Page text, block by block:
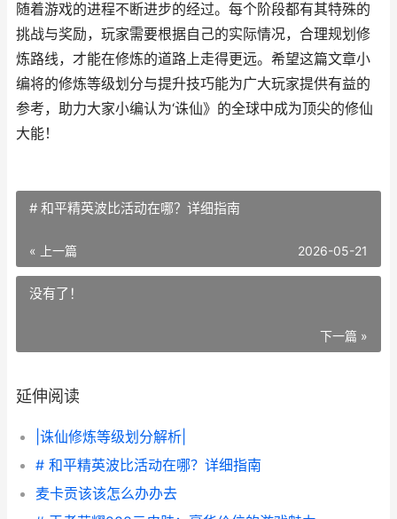
随着游戏的进程不断进步的经过。每个阶段都有其特殊的
挑战与奖励，玩家需要根据自己的实际情况，合理规划修
炼路线，才能在修炼的道路上走得更远。希望这篇文章小
编将的修炼等级划分与提升技巧能为广大玩家提供有益的
参考，助力大家小编认为‘诛仙》的全球中成为顶尖的修仙
大能！
# 和平精英波比活动在哪？详细指南
« 上一篇 2026-05-21
没有了！
下一篇 »
延伸阅读
|诛仙修炼等级划分解析|
# 和平精英波比活动在哪？详细指南
麦卡贡该该怎么办办去